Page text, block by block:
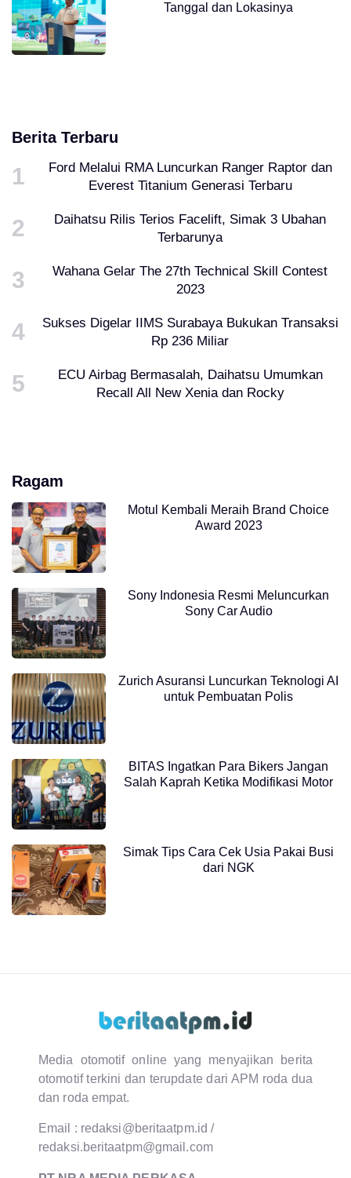
Tanggal dan Lokasinya
Berita Terbaru
Ford Melalui RMA Luncurkan Ranger Raptor dan
Everest Titanium Generasi Terbaru
Daihatsu Rilis Terios Facelift, Simak 3 Ubahan
Terbarunya
Wahana Gelar The 27th Technical Skill Contest
2023
Sukses Digelar IIMS Surabaya Bukukan Transaksi
Rp 236 Miliar
ECU Airbag Bermasalah, Daihatsu Umumkan
Recall All New Xenia dan Rocky
Ragam
Motul Kembali Meraih Brand Choice
Award 2023
Sony Indonesia Resmi Meluncurkan
Sony Car Audio
Zurich Asuransi Luncurkan Teknologi AI
untuk Pembuatan Polis
BITAS Ingatkan Para Bikers Jangan
Salah Kaprah Ketika Modifikasi Motor
Simak Tips Cara Cek Usia Pakai Busi
dari NGK
Media otomotif online yang menyajikan berita
otomotif terkini dan terupdate dari APM roda dua
dan roda empat.
Email : redaksi@beritaatpm.id /
redaksi.beritaatpm@gmail.com